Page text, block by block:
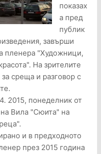
показах
а пред
публик
завърши
пленера "Художници,
На зрителите
среща и разговор с
2015, понеделник от
Вила "Сюита" на
и в предходното
през 2015 година